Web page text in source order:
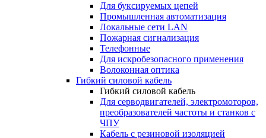
Для буксируемых цепей
Промышленная автоматизация
Локальные сети LAN
Пожарная сигнализация
Телефонные
Для искробезопасного применения
Волоконная оптика
Гибкий силовой кабель
Гибкий силовой кабель
Для серводвигателей, электромоторов,
преобразователей частоты и станков с
ЧПУ
Кабель с резиновой изоляцией